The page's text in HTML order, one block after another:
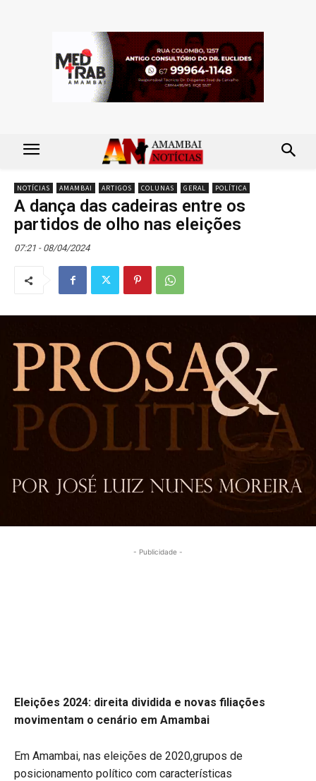
NOTÍCIAS AMAMBAI ARTIGOS COLUNAS GERAL POLÍTICA
A dança das cadeiras entre os
partidos de olho nas eleições
07:21 - 08/04/2024
- Publicidade -
Eleições 2024: direita dividida e novas filiações
movimentam o cenário em Amambai
Em Amambai, nas eleições de 2020,grupos de
posicionamento político com características